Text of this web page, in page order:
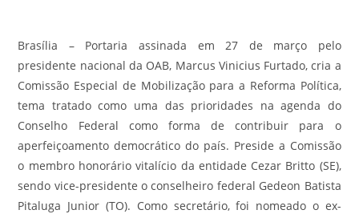
Brasília – Portaria assinada em 27 de março pelo
presidente nacional da OAB, Marcus Vinicius Furtado, cria a
Comissão Especial de Mobilização para a Reforma Política,
tema tratado como uma das prioridades na agenda do
Conselho Federal como forma de contribuir para o
aperfeiçoamento democrático do país. Preside a Comissão
o membro honorário vitalício da entidade Cezar Britto (SE),
sendo vice-presidente o conselheiro federal Gedeon Batista
Pitaluga Junior (TO). Como secretário, foi nomeado o ex-